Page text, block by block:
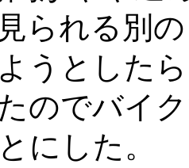
られる別
うとした
のでバイ
にした。